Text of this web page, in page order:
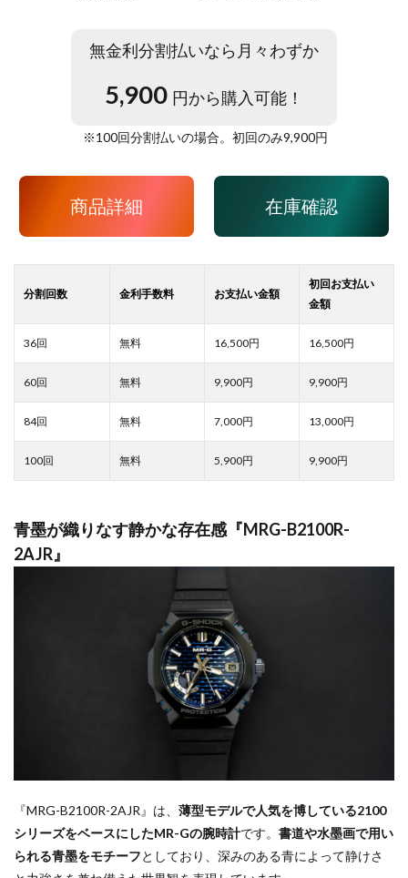
無金利分割払いなら月々わずか
5,900 円から購入可能！
※100回分割払いの場合。初回のみ9,900円
商品詳細 在庫確認
16,500 16,500
9,900 9,900
7,000 13,000
5,900 9,900
青墨が織りなす静かな存在感『MRG-B2100R-
2AJR』
『MRG-B2100R-2AJR』は、 薄型モデルで人気を博している2100
シリーズをベースにしたMR-Gの腕時計です。 書道や水墨画で用い
られる青墨をモチーフとしており、深みのある青によって静けさ